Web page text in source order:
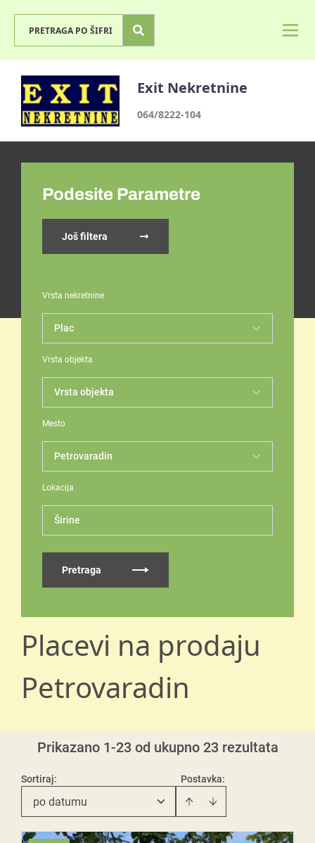
Exit Nekretnine
064/8222-104
Podesite Parametre
Još filtera
Vrsta nekretnine
Vrsta objekta
Mesto
Lokacija
Širine
Pretraga
Placevi na prodaju
Petrovaradin
Prikazano 1-23 od ukupno 23 rezultata
Postavka:
Sortiraj:
po datumu